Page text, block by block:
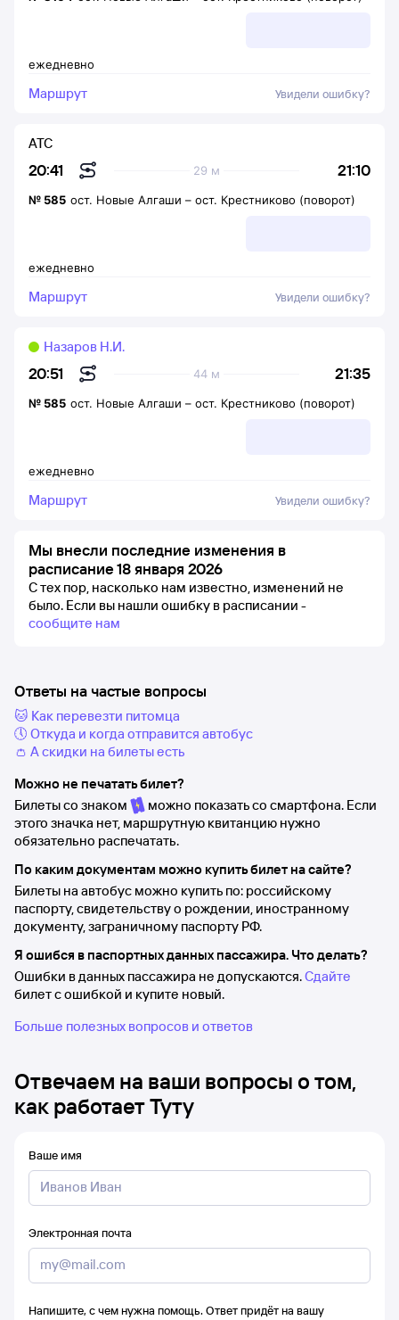
ежедневно
Маршрут Увидели ошибку?
20:41 21:10
29 м
АТС
ежедневно
№ 585 ост. Новые Алгаши – ост. Крестниково (поворот)
Маршрут Увидели ошибку?
20:51 21:35
44 м
Назаров Н.И.
ежедневно
№ 585 ост. Новые Алгаши – ост. Крестниково (поворот)
Маршрут Увидели ошибку?
Мы внесли последние изменения в
расписание 18 января 2026
С тех пор, насколько нам известно, изменений не
было. Если вы нашли ошибку в расписании -
сообщите нам
Ответы на частые вопросы
🐱 Как перевезти питомца
🕔 Откуда и когда отправится автобус
👛 А скидки на билеты есть
Можно не печатать билет?
Билеты со знаком
можно показать со смартфона. Если
этого значка нет, маршрутную квитанцию нужно
обязательно распечатать.
По каким документам можно купить билет на сайте?
Билеты на автобус можно купить по: российскому
паспорту, свидетельству о рождении, иностранному
документу, заграничному паспорту РФ.
Я ошибся в паспортных данных пассажира. Что делать?
Ошибки в данных пассажира не допускаются.Сдайте
билет с ошибкой и купите новый.
Больше полезных вопросов и ответов
Отвечаем на ваши вопросы о том,
как работает Туту
Ваше имя
Электронная почта
Напишите, с чем нужна помощь. Ответ придёт на вашу